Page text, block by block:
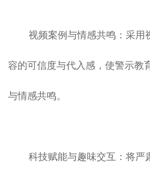
视频案例与情感共鸣：采用
容的可信度与代入感，使警示教
与情感共鸣。
科技赋能与趣味交互：将严